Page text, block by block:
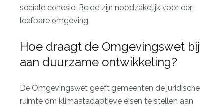
sociale cohesie. Beide zijn noodzakelijk voor een
leefbare omgeving.
Hoe draagt de Omgevingswet bij
aan duurzame ontwikkeling?
De Omgevingswet geeft gemeenten de juridische
ruimte om klimaatadaptieve eisen te stellen aan